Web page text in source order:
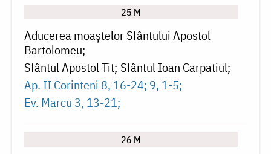
25 M
Aducerea moaștelor Sfântului Apostol
Bartolomeu
Sfântul Apostol Tit Sfântul Ioan Carpatiul
Ap. II Corinteni 8, 16-24; 9, 1-5
Ev. Marcu 3, 13-21
26 M